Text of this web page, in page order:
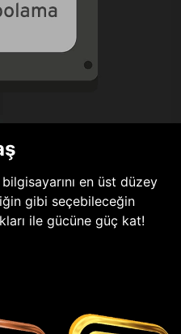
en üst düzey
gibi seçebileceğin
ile gücüne güç kat!